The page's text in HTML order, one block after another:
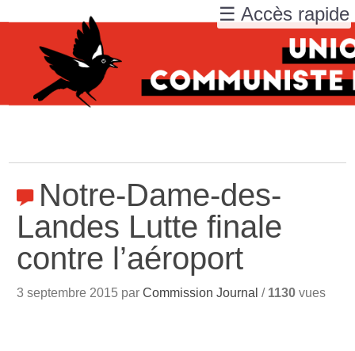
Notre-Dame-des-
Landes Lutte finale
contre l’aéroport
3 septembre 2015 parCommission Journal / 1130 vues
☰ Accès rapide